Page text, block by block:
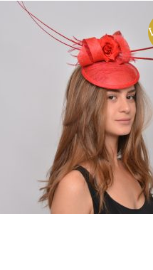
CARMEN. TOCADO
SINAMAY ROJO CON
PLUMAS RAQUIS
LEER MÁS